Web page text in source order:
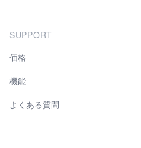
SUPPORT
価格
機能
よくある質問